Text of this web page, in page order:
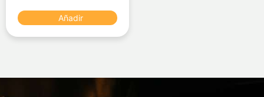
Añadir